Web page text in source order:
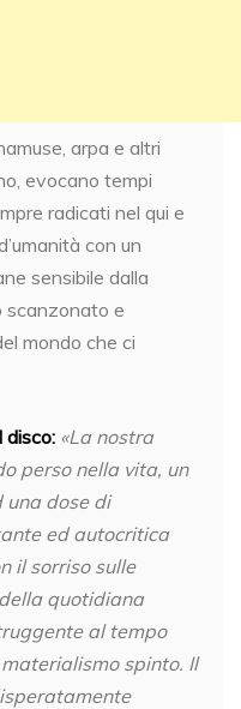
arpa e altri
evocano tempi
radicati nel qui e
con un
sensibile dalla
scanzonato e
mondo che ci
disco: «La nostra
perso nella vita, un
una dose di
ed autocritica
il sorriso sulle
quotidiana
al tempo
spinto. Il